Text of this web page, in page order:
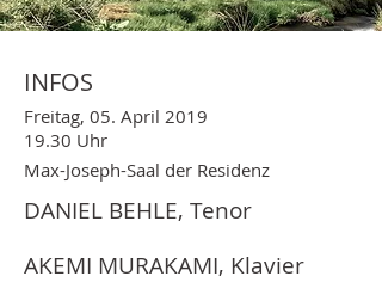
INFOS
Freitag, 05. April 2019
19.30 Uhr
Max-Joseph-Saal der Residenz
DANIEL BEHLE, Tenor
AKEMI MURAKAMI, Klavier